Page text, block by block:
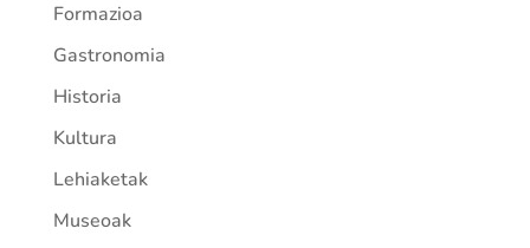
Formazioa
Gastronomia
Historia
Kultura
Lehiaketak
Museoak